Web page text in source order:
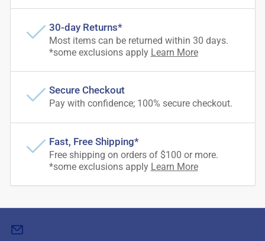
30-day Returns*
Most items can be returned within 30 days.
*some exclusions apply Learn More
Secure Checkout
Pay with confidence; 100% secure checkout.
Fast, Free Shipping*
Free shipping on orders of $100 or more.
*some exclusions apply Learn More